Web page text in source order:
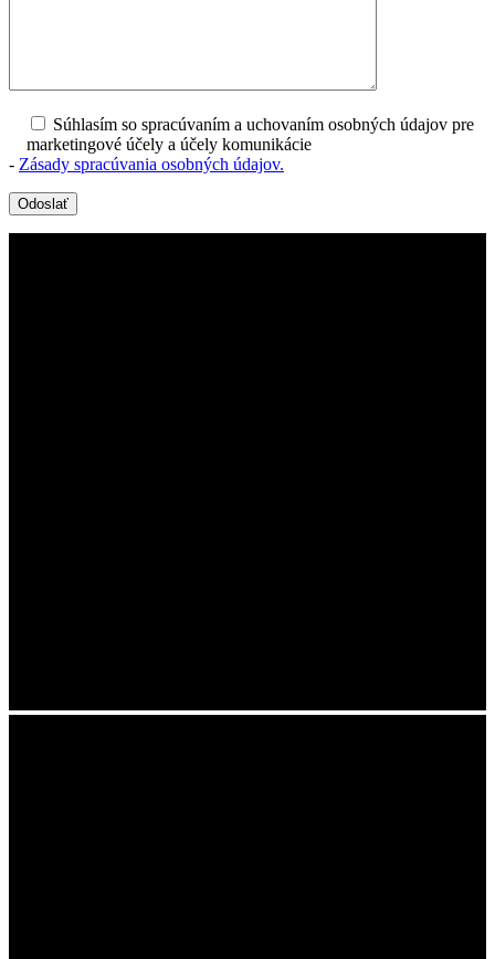
Súhlasím so spracúvaním a uchovaním osobných údajov pre
marketingové účely a účely komunikácie
- Zásady spracúvania osobných údajov.